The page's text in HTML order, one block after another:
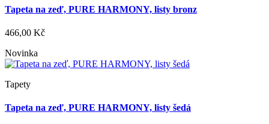
Tapeta na zeď, PURE HARMONY, listy bronz
466,00 Kč
Novinka
Tapety
Tapeta na zeď, PURE HARMONY, listy šedá